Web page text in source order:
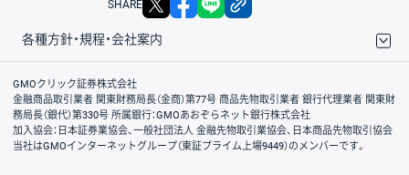
SHARE
各種方針・規程・会社案内
取引規程・約款
サイトマップ
その他のご案内
個人情報保護方針
最良執行方針
サイトのご利用について
ディスクレイマー
信託保全
リスク説明
会社案内
GMOクリック証券株式会社
金融商品取引業者 関東財務局長（金商）第77号 商品先物取引業者 銀行代理業者 関東財
務局長（銀代）第330号 所属銀行：GMOあおぞらネット銀行株式会社
加入協会：日本証券業協会、一般社団法人 金融先物取引業協会、日本商品先物取引協会
当社はGMOインターネットグループ（東証プライム上場9449）のメンバーです。